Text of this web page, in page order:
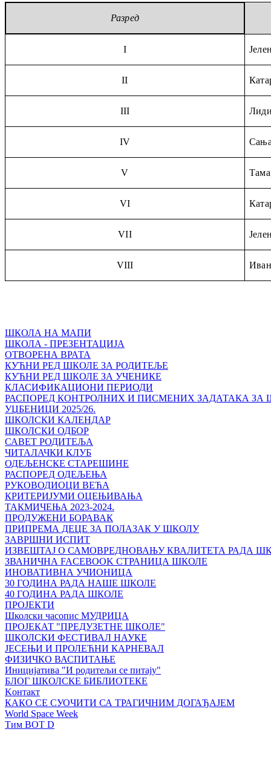
Разред
I
II
III
IV
V
VI
VII
VIII
ШКОЛА НА МАПИ
ШКОЛА - ПРЕЗЕНТАЦИЈА
ОТВОРЕНА ВРАТА
КУЋНИ РЕД ШКОЛЕ ЗА РОДИТЕЉЕ
КУЋНИ РЕД ШКОЛЕ ЗА УЧЕНИКЕ
КЛАСИФИКАЦИОНИ ПЕРИОДИ
РАСПОРЕД КОНТРОЛНИХ И ПИСМЕНИХ ЗАДАТАКА ЗА
УЏБЕНИЦИ 2025/26.
ШКОЛСКИ КАЛЕНДАР
ШКОЛСКИ ОДБОР
САВЕТ РОДИТЕЉА
ЧИТАЛАЧКИ КЛУБ
ОДЕЉЕНСКЕ СТАРЕШИНЕ
РАСПОРЕД ОДЕЉЕЊА
РУКОВОДИОЦИ ВЕЋА
КРИТЕРИЈУМИ ОЦЕЊИВАЊА
ТАКМИЧЕЊА 2023-2024.
ПРОДУЖЕНИ БОРАВАК
ПРИПРЕМА ДЕЦЕ ЗА ПОЛАЗАК У ШКОЛУ
ЗАВРШНИ ИСПИТ
ИЗВЕШТАЈ О САМОВРЕДНОВАЊУ КВАЛИТЕТА РАДА
ЗВАНИЧНА FACEBOOK СТРАНИЦА ШКОЛЕ
ИНОВАТИВНА УЧИОНИЦА
30 ГОДИНА РАДА НАШЕ ШКОЛЕ
40 ГОДИНА РАДА ШКОЛЕ
ПРОЈЕКТИ
Школски часопис МУДРИЦА
ПРОЈЕКАТ "ПРЕДУЗЕТНЕ ШКОЛЕ"
ШКОЛСКИ ФЕСТИВАЛ НАУКЕ
ЈЕСЕЊИ И ПРОЛЕЋНИ КАРНЕВАЛ
ФИЗИЧКО ВАСПИТАЊЕ
Иницијатива "И родитељи се питају"
БЛОГ ШКОЛСКЕ БИБЛИОТЕКЕ
Kонтакт
КАКО СЕ СУОЧИТИ СА ТРАГИЧНИМ ДОГАЂАЈЕМ
World Space Week
Тим BOT D